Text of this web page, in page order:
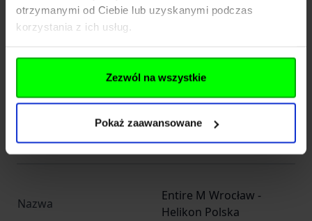
otrzymanymi od Ciebie lub uzyskanymi podczas
korzystania z ich usług.
Zezwól na wszystkie
Pokaż zaawansowane
Kod pocztowy
54-032
info@entirem.com
Telefon
+48 71 317 80 00
Importer
Nazwa
Entire M Wrocław -
Helikon Polska